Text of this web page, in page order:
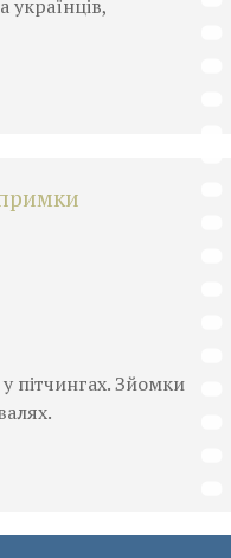
українців,
пітчингах. Зйомки